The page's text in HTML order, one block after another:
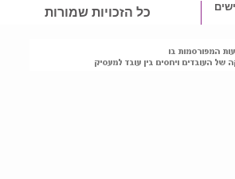
כל הזכויות שמורות